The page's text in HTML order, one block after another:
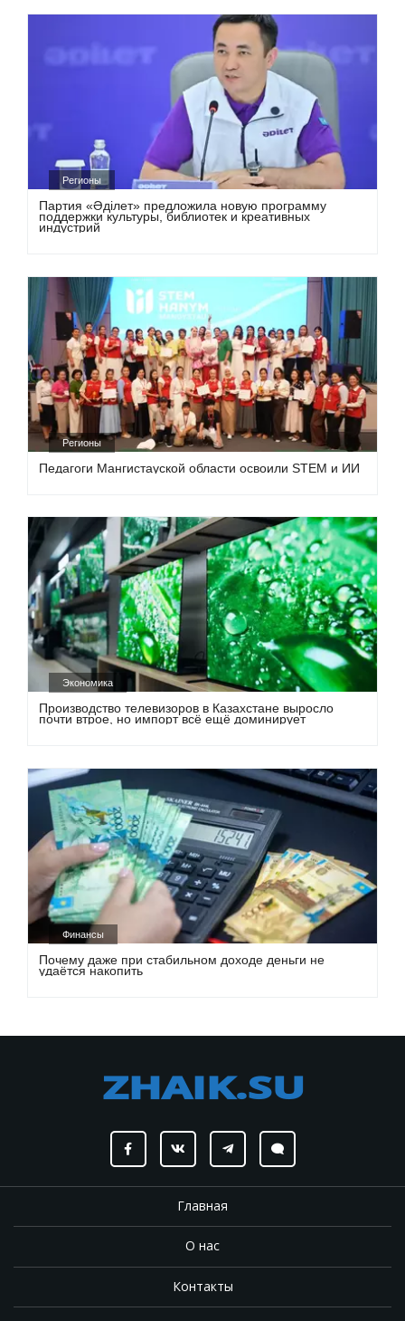
Регионы
Партия «Әділет» предложила новую программу
поддержки культуры, библиотек и креативных
индустрий
Регионы
Педагоги Мангистауской области освоили STEM и ИИ
Экономика
Производство телевизоров в Казахстане выросло
почти втрое, но импорт всё ещё доминирует
Финансы
Почему даже при стабильном доходе деньги не
удаётся накопить
Главная
О нас
Контакты